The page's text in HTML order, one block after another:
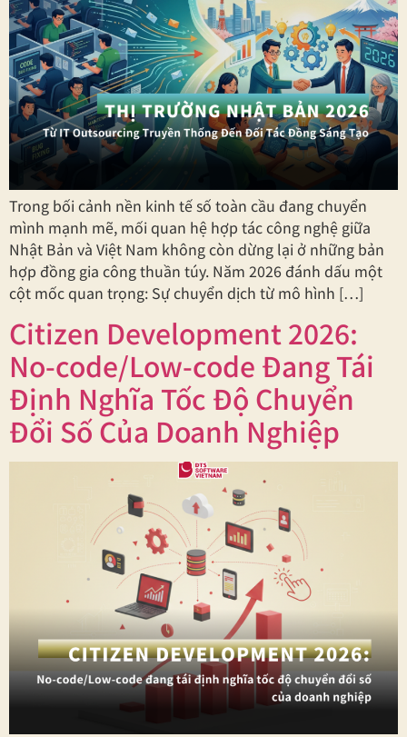
Trong bối cảnh nền kinh tế số toàn cầu đang chuyển
mình mạnh mẽ, mối quan hệ hợp tác công nghệ giữa
Nhật Bản và Việt Nam không còn dừng lại ở những bản
hợp đồng gia công thuần túy. Năm 2026 đánh dấu một
cột mốc quan trọng: Sự chuyển dịch từ mô hình […]
Citizen Development 2026:
No-code/Low-code Đang Tái
Định Nghĩa Tốc Độ Chuyển
Đổi Số Của Doanh Nghiệp